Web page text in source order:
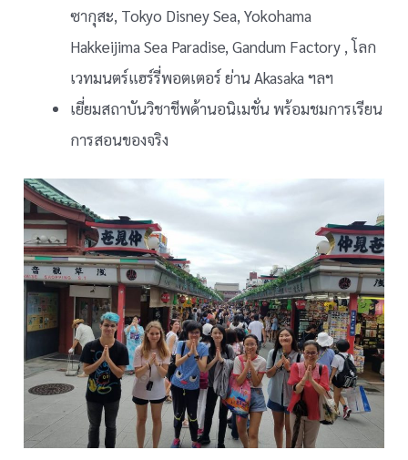
ซากุสะ, Tokyo Disney Sea, Yokohama
Hakkeijima Sea Paradise, Gandum Factory , โลก
เวทมนตร์แฮร์รี่พอตเตอร์ ย่าน Akasaka ฯลฯ
เยี่ยมสถาบันวิชาชีพด้านอนิเมชั่น พร้อมชมการเรียน
การสอนของจริง